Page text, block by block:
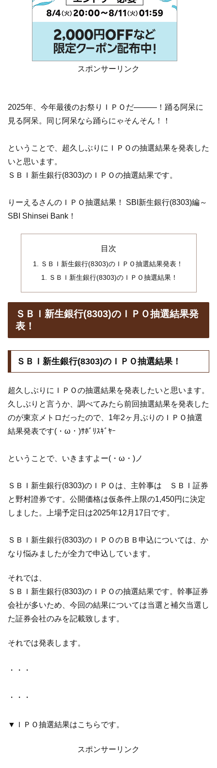
スポンサーリンク
2025年、今年最後のお祭りＩＰＯだ―――！踊る阿呆に
見る阿呆。同じ阿呆なら踊らにゃそんそん！！
ということで、超久しぶりにＩＰＯの抽選結果を発表した
いと思います。
ＳＢＩ新生銀行(8303)のＩＰＯの抽選結果です。
りーえるさんのＩＰＯ抽選結果！ SBI新生銀行(8303)編～
SBI Shinsei Bank！
目次
ＳＢＩ新生銀行(8303)のＩＰＯ抽選結果発表！
ＳＢＩ新生銀行(8303)のＩＰＯ抽選結果！
ＳＢＩ新生銀行(8303)のＩＰＯ抽選結果発
表！
ＳＢＩ新生銀行(8303)のＩＰＯ抽選結果！
超久しぶりにＩＰＯの抽選結果を発表したいと思います。
久しぶりと言うか、調べてみたら前回抽選結果を発表した
のが東京メトロだったので、1年2ヶ月ぶりのＩＰＯ抽選
結果発表です(・ω・)ｻﾎﾞﾘｽｷﾞﾔｰ
ということで、いきますよー(・ω・)ノ
ＳＢＩ新生銀行(8303)のＩＰＯは、主幹事は ＳＢＩ証券
と野村證券です。公開価格は仮条件上限の1,450円に決定
しました。上場予定日は2025年12月17日です。
ＳＢＩ新生銀行(8303)のＩＰＯのＢＢ申込については、か
なり悩みましたが全力で申込しています。
それでは、
ＳＢＩ新生銀行(8303)のＩＰＯの抽選結果です。幹事証券
会社が多いため、今回の結果については当選と補欠当選し
た証券会社のみを記載致します。
それでは発表します。
・・・
・・・
▼ＩＰＯ抽選結果はこちらです。
スポンサーリンク